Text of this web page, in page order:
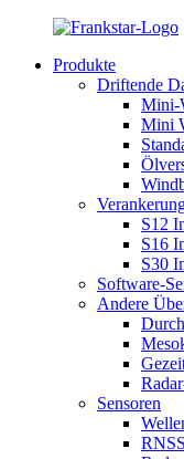
Produkte
Driftende
Mini-
Mini
S12
S16
S30
Software-
Andere
Sensoren